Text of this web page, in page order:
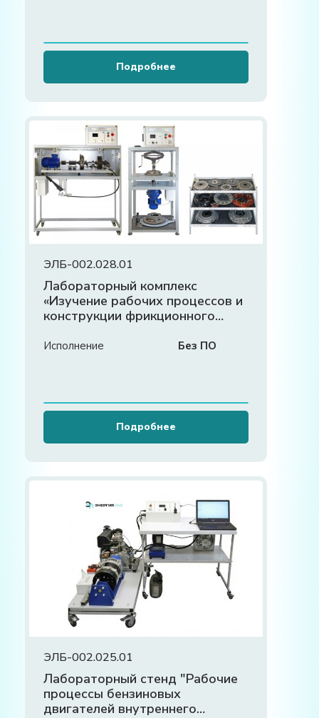
Подробнее
ЭЛБ-002.028.01
Лабораторный комплекс
«Изучение рабочих процессов и
конструкции фрикционного
Исполнение Без ПО
Подробнее
ЭЛБ-002.025.01
Лабораторный стенд "Рабочие
процессы бензиновых
двигателей внутреннего